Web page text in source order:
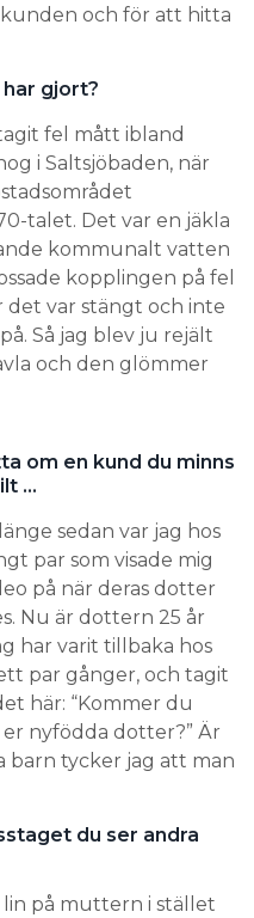
och för att hitta
gjort?
fel mått ibland
i Saltsjöbaden, när
talet. Det var en jäkla
kommunalt vatten
kopplingen på fel
det var stängt och inte
Så jag blev ju rejält
och den glömmer
om en kund du minns
…
sedan var jag hos
par som visade mig
på när deras dotter
Nu är dottern 25 år
har varit tillbaka hos
par gånger, och tagit
här: “Kommer du
nyfödda dotter?” Är
barn tycker jag att man
du ser andra
på muttern i stället